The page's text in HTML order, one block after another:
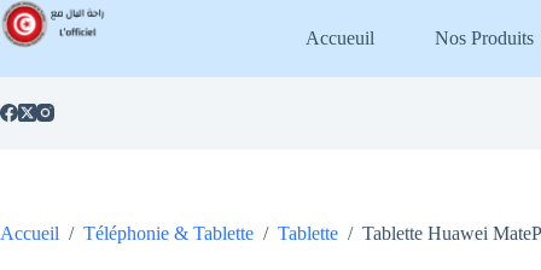
Passer
au
contenu
Accueuil Nos Produits
Accueil / Téléphonie & Tablette / Tablette / Tablette Huawei